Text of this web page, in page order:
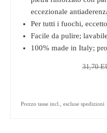
eccezionale
Per tutti i fuochi,
Facile da pulire;
100% made in Italy;
31,70
Prezzo tasse incl., escluse spedizioni